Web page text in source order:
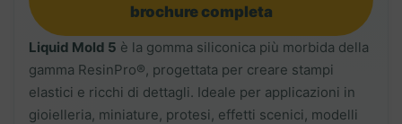
brochure completa
Liquid Mold 5 è la gomma siliconica più morbida della
gamma ResinPro®, progettata per creare stampi
elastici e ricchi di dettagli. Ideale per applicazioni in
gioielleria, miniature, protesi, effetti scenici, modelli